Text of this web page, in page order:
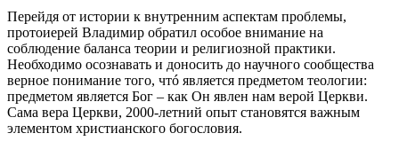
Перейдя от истории к внутренним аспектам проблемы,
протоиерей Владимир обратил особое внимание на
соблюдение баланса теории и религиозной практики.
Необходимо осознавать и доносить до научного сообщества
верное понимание того, чтó является предметом теологии:
предметом является Бог – как Он явлен нам верой Церкви.
Сама вера Церкви, 2000-летний опыт становятся важным
элементом христианского богословия.